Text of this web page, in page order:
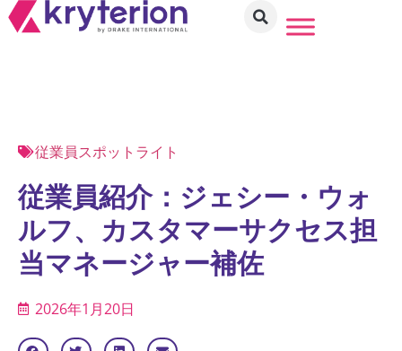
従業員スポットライト
従業員紹介：ジェシー・ウォ
ルフ、カスタマーサクセス担
当マネージャー補佐
2026年1月20日